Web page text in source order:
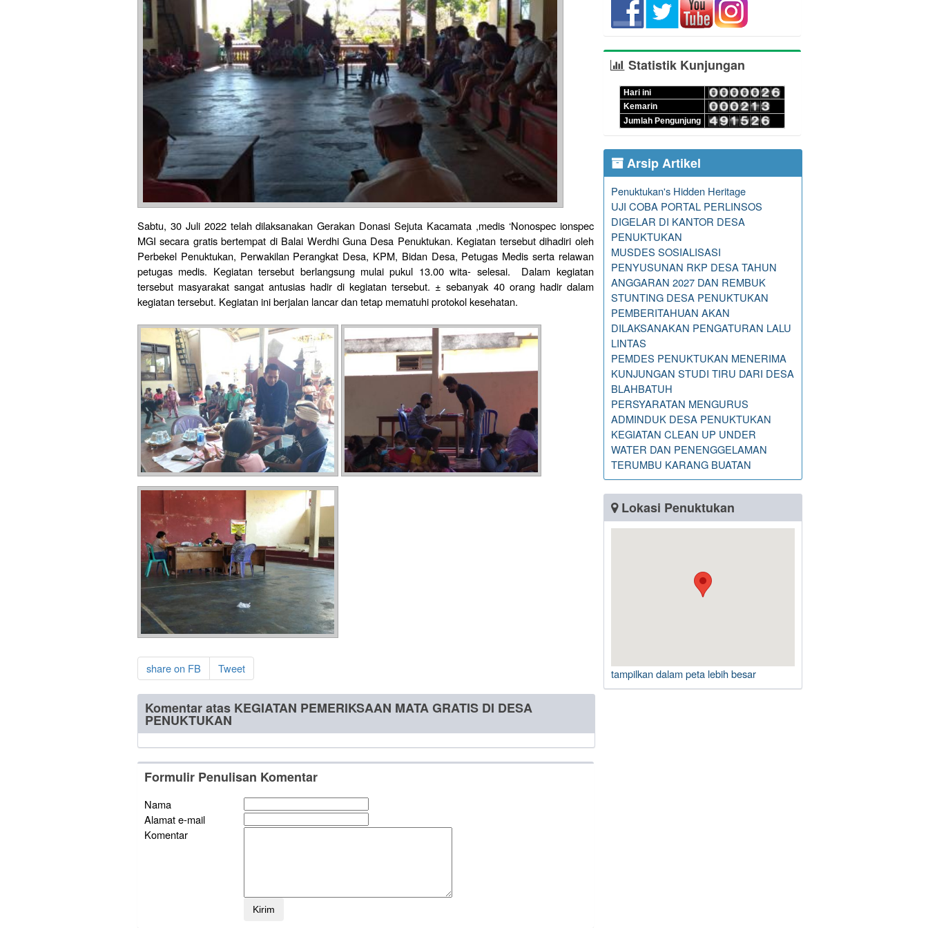
Sabtu, 30 Juli 2022 telah dilaksanakan Gerakan Donasi Sejuta Kacamata ,medis ‘Nonospec ionspec
MGI secara gratis bertempat di Balai Werdhi Guna Desa Penuktukan. Kegiatan tersebut dihadiri oleh
Perbekel Penuktukan, Perwakilan Perangkat Desa, KPM, Bidan Desa, Petugas Medis serta relawan
petugas medis. Kegiatan tersebut berlangsung mulai pukul 13.00 wita- selesai. Dalam kegiatan
tersebut masyarakat sangat antusias hadir di kegiatan tersebut. ± sebanyak 40 orang hadir dalam
kegiatan tersebut. Kegiatan ini berjalan lancar dan tetap mematuhi protokol kesehatan.
share on FB Tweet
Komentar atas KEGIATAN PEMERIKSAAN MATA GRATIS DI DESA
PENUKTUKAN
Formulir Penulisan Komentar
Nama
Alamat e-mail
Komentar
Statistik Kunjungan
Hari ini
Kemarin
Jumlah Pengunjung
Arsip Artikel
Penuktukan's Hidden Heritage
UJI COBA PORTAL PERLINSOS
DIGELAR DI KANTOR DESA
PENUKTUKAN
MUSDES SOSIALISASI
PENYUSUNAN RKP DESA TAHUN
ANGGARAN 2027 DAN REMBUK
STUNTING DESA PENUKTUKAN
PEMBERITAHUAN AKAN
DILAKSANAKAN PENGATURAN LALU
LINTAS
PEMDES PENUKTUKAN MENERIMA
KUNJUNGAN STUDI TIRU DARI DESA
BLAHBATUH
PERSYARATAN MENGURUS
ADMINDUK DESA PENUKTUKAN
KEGIATAN CLEAN UP UNDER
WATER DAN PENENGGELAMAN
TERUMBU KARANG BUATAN
Lokasi Penuktukan
tampilkan dalam peta lebih besar